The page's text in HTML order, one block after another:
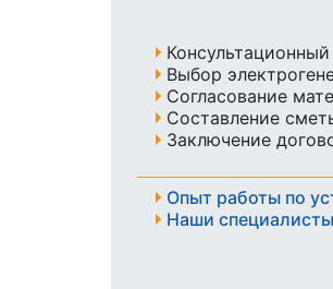
Выбор
Согласование
Составление
Заключение
Опыт работы по
Наши